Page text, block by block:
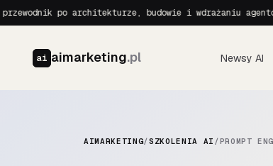
po architekturze, budowie i wdrażaniu agentów
ai aimarketing.pl Newsy AI
AIMARKETING/SZKOLENIA AI /PROMPT